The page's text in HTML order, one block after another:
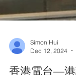
Dec 12, 2024